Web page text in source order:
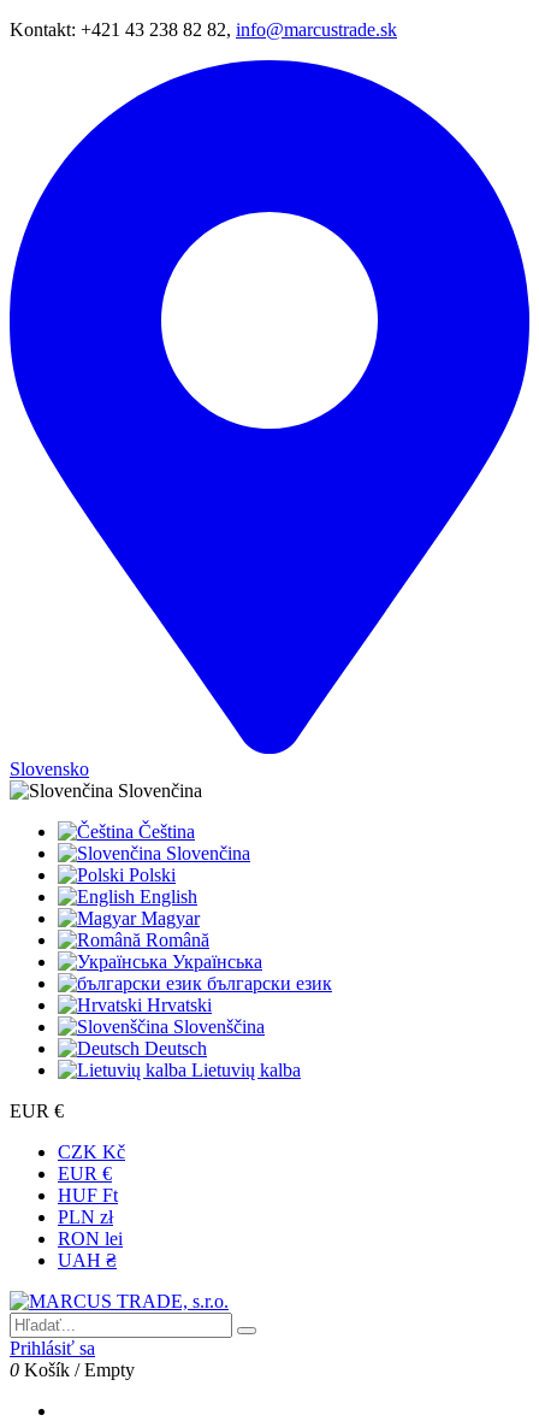
Kontakt: +421 43 238 82 82, info@marcustrade.sk
Slovensko
Slovenčina
Čeština
Slovenčina
Polski
English
Magyar
Română
Українська
български език
Hrvatski
Slovenščina
Deutsch
Lietuvių kalba
EUR €
CZK Kč
EUR €
HUF Ft
PLN zł
RON lei
UAH ₴
Prihlásiť sa
0 Košík /Empty